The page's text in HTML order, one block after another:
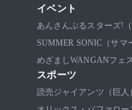
イベント
あんさんぶるスターズ!（
SUMMER SONIC（サマ
めざましWANGANフェ
スポーツ
読売ジャイアンツ（巨人